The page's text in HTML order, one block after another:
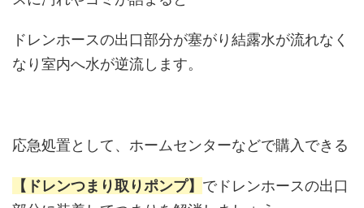
ドレンホースの出口部分が塞がり結露水が流れなく
なり室内へ水が逆流します。
応急処置として、ホームセンターなどで購入できる
【ドレンつまり取りポンプ】 でドレンホースの出口